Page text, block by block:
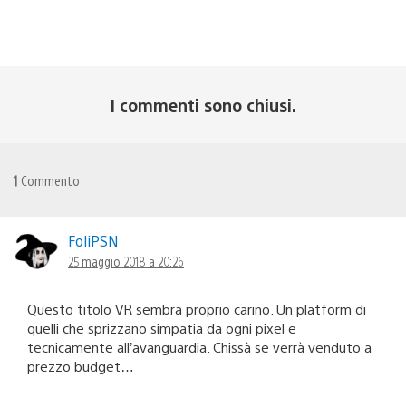
I commenti sono chiusi.
1 Commento
FoliPSN
25 maggio 2018 a 20:26
Questo titolo VR sembra proprio carino. Un platform di
quelli che sprizzano simpatia da ogni pixel e
tecnicamente all’avanguardia. Chissà se verrà venduto a
prezzo budget…